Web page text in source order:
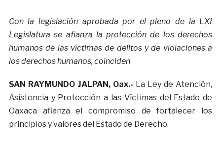
Con la legislación aprobada por el pleno de la LXI
Legislatura se afianza la protección de los derechos
humanos de las víctimas de delitos y de violaciones a
los derechos humanos, coinciden
SAN RAYMUNDO JALPAN, Oax.- La Ley de Atención,
Asistencia y Protección a las Víctimas del Estado de
Oaxaca afianza el compromiso de fortalecer los
principios y valores del Estado de Derecho.